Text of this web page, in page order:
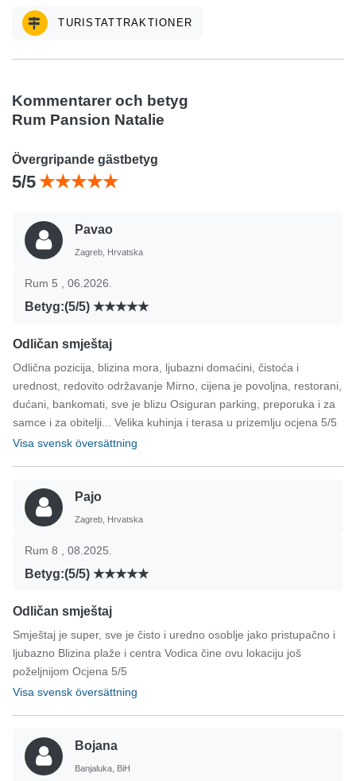
TURISTATTRAKTIONER
Kommentarer och betyg
Rum Pansion Natalie
Övergripande gästbetyg
5/5
Pavao
Zagreb, Hrvatska
Rum 5 , 06.2026.
Betyg:(5/5)
Odličan smještaj
Odlična pozicija, blizina mora, ljubazni domaćini, čistoća i
urednost, redovito održavanje Mirno, cijena je povoljna, restorani,
dućani, bankomati, sve je blizu Osiguran parking, preporuka i za
samce i za obitelji... Velika kuhinja i terasa u prizemlju ocjena 5/5
Visa svensk översättning
Pajo
Zagreb, Hrvatska
Rum 8 , 08.2025.
Betyg:(5/5)
Odličan smještaj
Smještaj je super, sve je čisto i uredno osoblje jako pristupačno i
ljubazno Blizina plaže i centra Vodica čine ovu lokaciju još
poželjnijom Ocjena 5/5
Visa svensk översättning
Bojana
Banjaluka, BiH